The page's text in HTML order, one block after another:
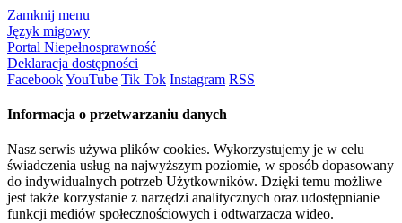
Zamknij menu
Język migowy
Portal Niepełnosprawność
Deklaracja dostępności
FacebookYouTube Tik Tok Instagram RSS
Informacja o przetwarzaniu danych
Nasz serwis używa plików cookies. Wykorzystujemy je w celu
świadczenia usług na najwyższym poziomie, w sposób dopasowany
do indywidualnych potrzeb Użytkowników. Dzięki temu możliwe
jest także korzystanie z narzędzi analitycznych oraz udostępnianie
funkcji mediów społecznościowych i odtwarzacza wideo.